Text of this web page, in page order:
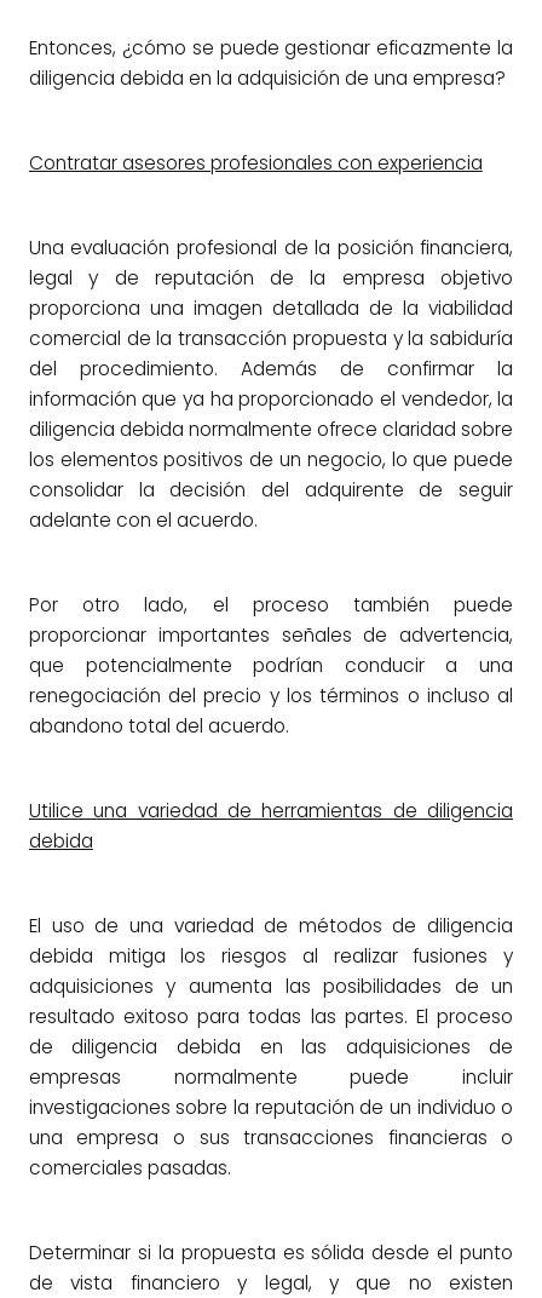
Entonces, ¿cómo se puede gestionar eficazmente la
diligencia debida en la adquisición de una empresa?
Contratar asesores profesionales con experiencia
Una evaluación profesional de la posición financiera,
legal y de reputación de la empresa objetivo
proporciona una imagen detallada de la viabilidad
comercial de la transacción propuesta y la sabiduría
del procedimiento. Además de confirmar la
información que ya ha proporcionado el vendedor, la
diligencia debida normalmente ofrece claridad sobre
los elementos positivos de un negocio, lo que puede
consolidar la decisión del adquirente de seguir
adelante con el acuerdo.
Por otro lado, el proceso también puede
proporcionar importantes señales de advertencia,
que potencialmente podrían conducir a una
renegociación del precio y los términos o incluso al
abandono total del acuerdo.
Utilice una variedad de herramientas de diligencia
debida
El uso de una variedad de métodos de diligencia
debida mitiga los riesgos al realizar fusiones y
adquisiciones y aumenta las posibilidades de un
resultado exitoso para todas las partes. El proceso
de diligencia debida en las adquisiciones de
empresas normalmente puede incluir
investigaciones sobre la reputación de un individuo o
una empresa o sus transacciones financieras o
comerciales pasadas.
Determinar si la propuesta es sólida desde el punto
de vista financiero y legal, y que no existen